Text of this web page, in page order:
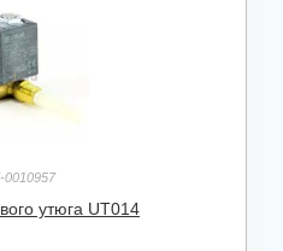
0010957
утюга UT014